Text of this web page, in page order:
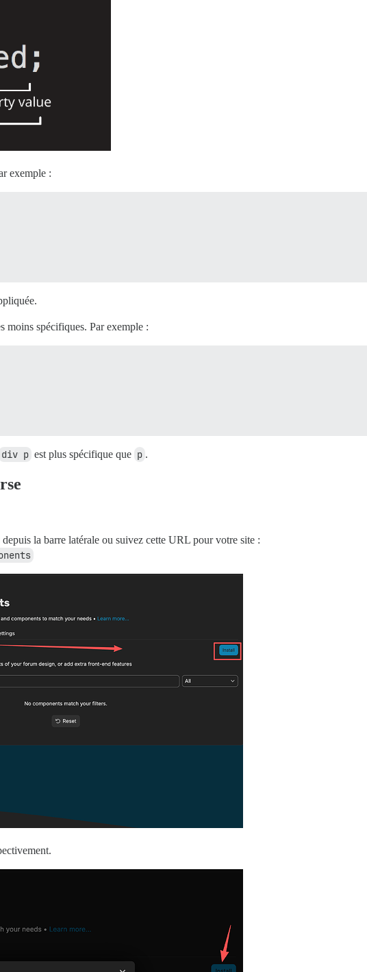
exemple :
moins spécifiques. Par exemple :
div p est plus spécifique que p .
depuis la barre latérale ou suivez cette URL pour votre site :